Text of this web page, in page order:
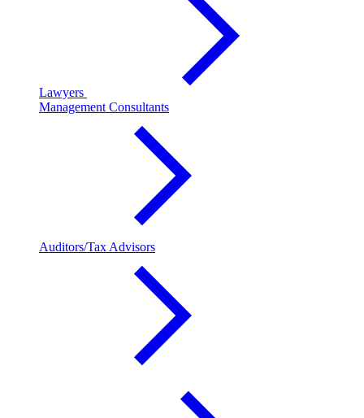
Lawyers
Management Consultants
Auditors/Tax Advisors